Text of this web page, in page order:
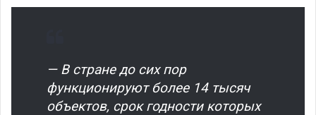
— В стране до сих пор
функционируют более 14 тысяч
объектов, срок годности которых